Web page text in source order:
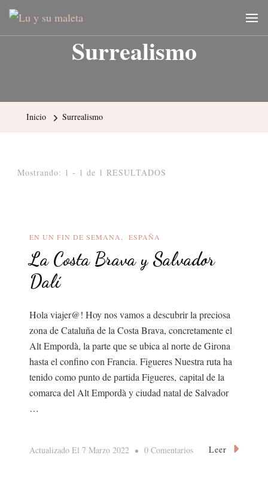
Lu y su maleta
Blog de viajes y fotografía
Surrealismo
Inicio Surrealismo
Mostrando: 1 - 1 de 1 RESULTADOS
EN UN FIN DE SEMANA ESPAÑA
La Costa Brava y Salvador
Dalí
Hola viajer@! Hoy nos vamos a descubrir la preciosa
zona de Cataluña de la Costa Brava, concretamente el
Alt Empordà, la parte que se ubica al norte de Girona
hasta el confino con Francia. Figueres Nuestra ruta ha
tenido como punto de partida Figueres, capital de la
comarca del Alt Empordà y ciudad natal de Salvador
…
Actualizado El 7 Marzo 2022 0 ComentariosEn
Leer